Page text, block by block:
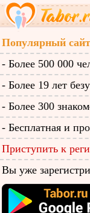
Популярный
- Более 500 000
- Более 19 лет
- Более 300
- Бесплатная и
Приступить к
Вы уже